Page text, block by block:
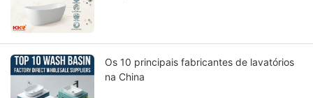
Os 10 principais fabricantes de lavatórios
na China